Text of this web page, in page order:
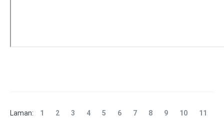
Laman: 1 2 3 4 5 6 7 8 9 10
11